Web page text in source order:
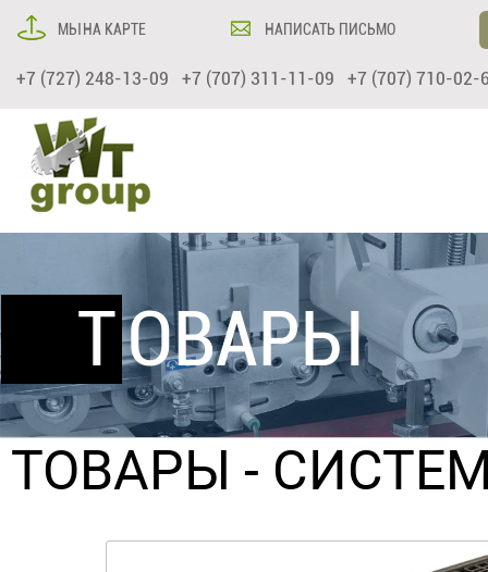
МЫ НА КАРТЕ НАПИСАТЬ ПИСЬМО
+7 (727) 248-13-09 +7 (707) 311-11-09 +7 (707) 710-02-
ТОВАРЫ
ТОВАРЫ -